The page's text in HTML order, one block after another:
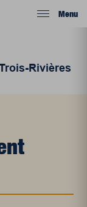
Menu
Rivières